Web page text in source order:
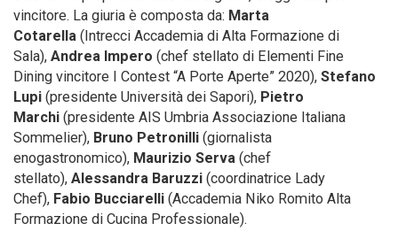
vincitore. La giuria è composta da: Marta
Cotarella (Intrecci Accademia di Alta Formazione di
Sala), Andrea Impero (chef stellato di Elementi Fine
Dining vincitore I Contest “A Porte Aperte” 2020), Stefano
Lupi (presidente Università dei Sapori), Pietro
Marchi (presidente AIS Umbria Associazione Italiana
Sommelier), Bruno Petronilli (giornalista
enogastronomico), Maurizio Serva (chef
stellato), Alessandra Baruzzi (coordinatrice Lady
Chef), Fabio Bucciarelli (Accademia Niko Romito Alta
Formazione di Cucina Professionale).